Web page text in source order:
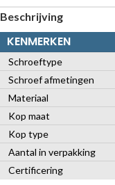
Beschrijving
KENMERKEN
Schroeftype
Schroef afmetingen
Materiaal
Kop maat
Kop type
Aantal in verpakking
Certificering